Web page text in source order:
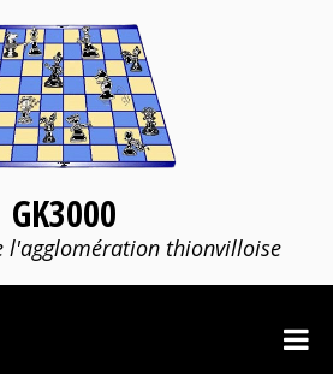
GK3000
l'agglomération thionvilloise